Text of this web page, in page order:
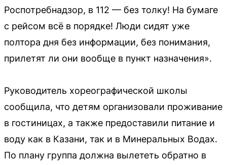
Роспотребнадзор, в 112 — без толку! На бумаге
с рейсом всё в порядке! Люди сидят уже
полтора дня без информации, без понимания,
прилетят ли они вообще в пункт назначения».
Руководитель хореографической школы
сообщила, что детям организовали проживание
в гостиницах, а также предоставили питание и
воду как в Казани, так и в Минеральных Водах.
По плану группа должна вылететь обратно в